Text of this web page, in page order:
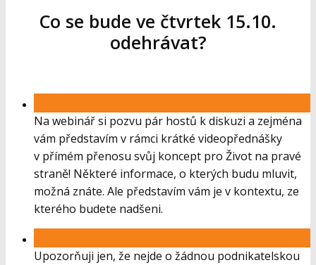
Co se bude ve čtvrtek 15.10.
odehrávat?
Na webinář si pozvu pár hostů k diskuzi a zejména
vám představím v rámci krátké videopřednášky
v přímém přenosu svůj koncept pro Život na pravé
straně! Některé informace, o kterých budu mluvit,
možná znáte. Ale představím vám je v kontextu, ze
kterého budete nadšeni.
Upozorňuji jen, že nejde o žádnou podnikatelskou